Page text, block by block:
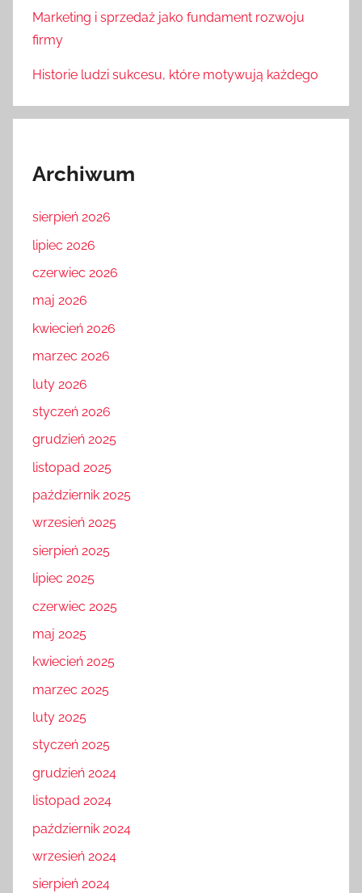
Marketing i sprzedaż jako fundament rozwoju
firmy
Historie ludzi sukcesu, które motywują każdego
Archiwum
sierpień 2026
lipiec 2026
czerwiec 2026
maj 2026
kwiecień 2026
marzec 2026
luty 2026
styczeń 2026
grudzień 2025
listopad 2025
październik 2025
wrzesień 2025
sierpień 2025
lipiec 2025
czerwiec 2025
maj 2025
kwiecień 2025
marzec 2025
luty 2025
styczeń 2025
grudzień 2024
listopad 2024
październik 2024
wrzesień 2024
sierpień 2024